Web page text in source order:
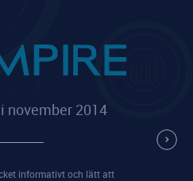
november 2014
informativt och lätt att